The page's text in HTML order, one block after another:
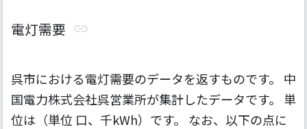
電灯需要
呉市における電灯需要のデータを返すものです。 中
国電力株式会社呉営業所が集計したデータです。 単
位は（単位 口、千kWh）です。 なお、以下の点に